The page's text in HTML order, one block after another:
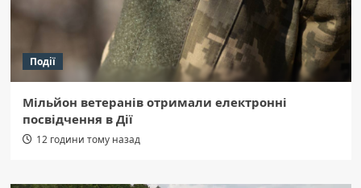
Події
Мільйон ветеранів отримали електронні
посвідчення в Дії
12 години тому назад